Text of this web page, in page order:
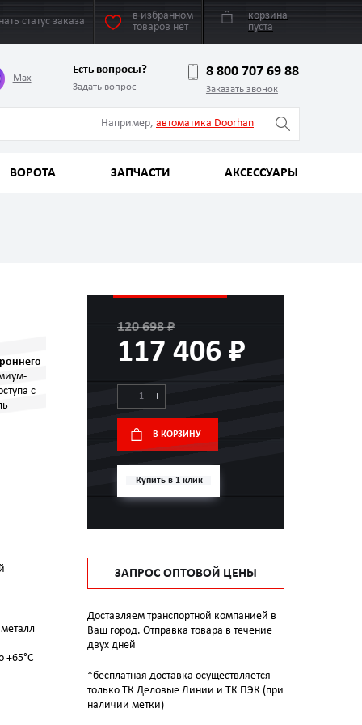
статус заказа
в избранном
товаров нет
корзина
пуста
Max
Есть вопросы?
Задать вопрос
8 800 707 69 88
Заказать звонок
Например, автоматика Doorhan
ВОРОТА ЗАПЧАСТИ АКСЕССУАРЫ
с
+65°C
120 698 ₽
117 406 ₽
- +
В КОРЗИНУ
Купить в 1 клик
ЗАПРОС ОПТОВОЙ ЦЕНЫ
Доставляем транспортной компанией в
Ваш город. Отправка товара в течение
двух дней
*бесплатная доставка осуществляется
только ТК Деловые Линии и ТК ПЭК (при
наличии метки)